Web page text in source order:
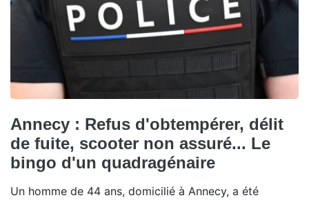
Annecy : Refus d'obtempérer, délit
de fuite, scooter non assuré... Le
bingo d'un quadragénaire
Un homme de 44 ans, domicilié à Annecy, a été